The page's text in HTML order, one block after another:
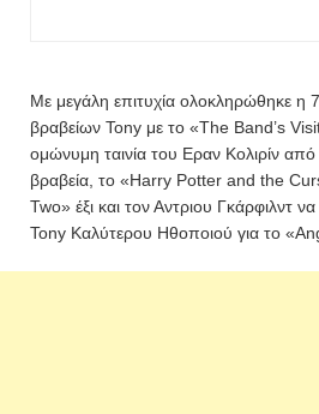
Με μεγάλη επιτυχία ολοκληρώθηκε η
βραβείων Tony με το «The Band’s
ομώνυμη ταινία του Εραν Κολιρίν από
βραβεία, το «Harry Potter and the
Two» έξι και τον Αντριου Γκάρφιλντ να
Tony Καλύτερου Ηθοποιού για το